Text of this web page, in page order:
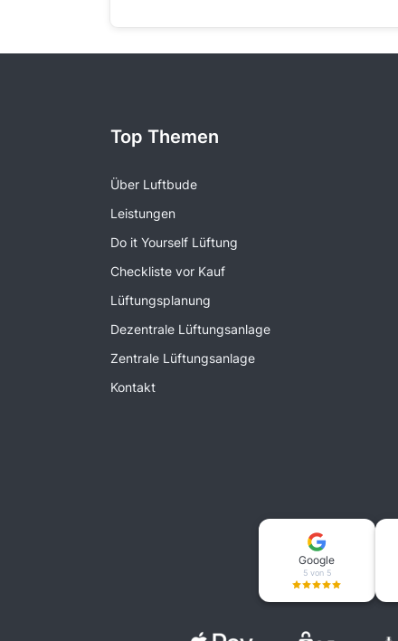
Top Themen
Über Luftbude
Leistungen
Do it Yourself Lüftung
Checkliste vor Kauf
Lüftungsplanung
Dezentrale Lüftungsanlage
Zentrale Lüftungsanlage
Kontakt
Google
5 von 5